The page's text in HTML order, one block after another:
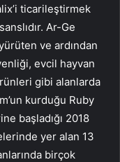
ticarileştirmek
Ar-Ge
ve ardından
evcil hayvan
gibi alanlarda
kurduğu Ruby
başladığı 2018
yer alan 13
birçok